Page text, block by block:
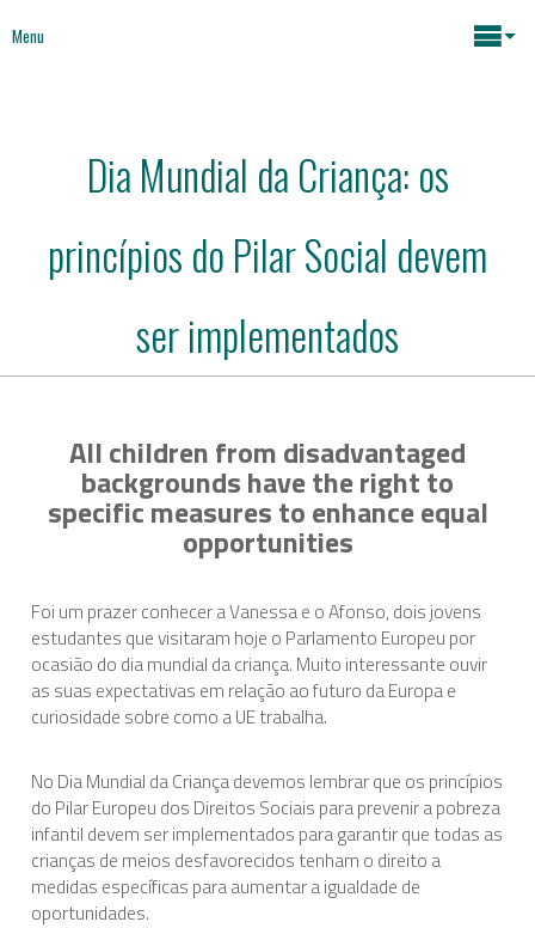
Menu
Notícias
Mídia Assuntos Chave
Futuro da Europa
Migração
Revolução Digital
Estratégia EU2020
Livros
Contactos
EN
PT
Dia Mundial da Criança: os
princípios do Pilar Social devem
ser implementados
All children from disadvantaged
backgrounds have the right to
specific measures to enhance equal
opportunities
Foi um prazer conhecer a Vanessa e o Afonso, dois jovens
estudantes que visitaram hoje o Parlamento Europeu por
ocasião do dia mundial da criança. Muito interessante ouvir
as suas expectativas em relação ao futuro da Europa e
curiosidade sobre como a UE trabalha.
No Dia Mundial da Criança devemos lembrar que os princípios
do Pilar Europeu dos Direitos Sociais para prevenir a pobreza
infantil devem ser implementados para garantir que todas as
crianças de meios desfavorecidos tenham o direito a
medidas específicas para aumentar a igualdade de
oportunidades.